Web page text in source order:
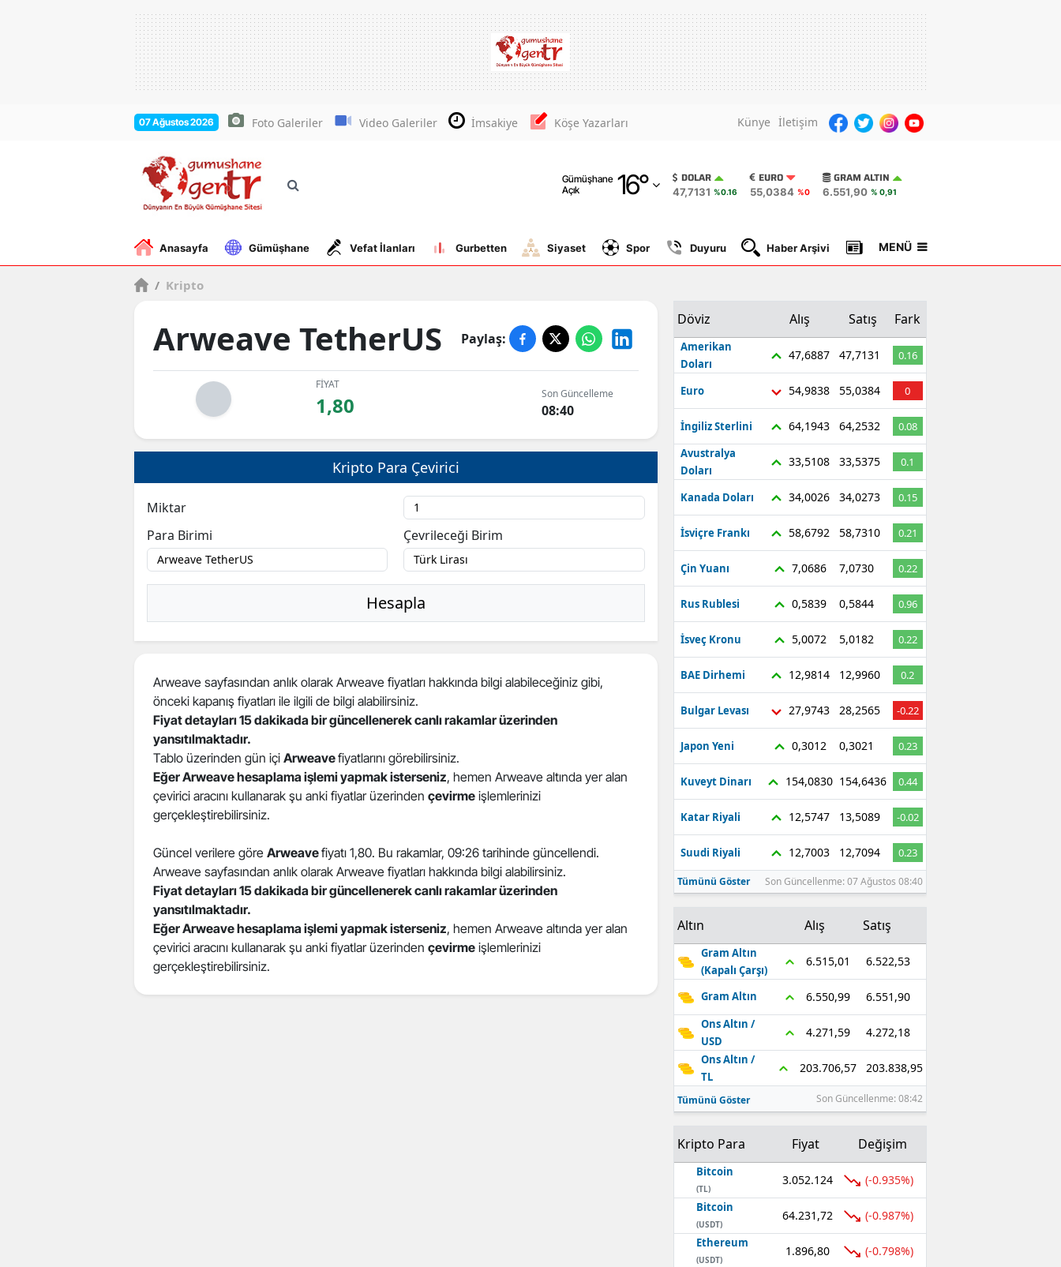
07 Ağustos 2026 Foto Galeriler Video Galeriler İmsakiye Köşe Yazarları Künye İletişim
Gümüşhane
Açık
16°
Adana
Adıyaman
Amasya
Antalya
Balıkesir
Bilecik
Bitlis
Burdur
Diyarbakır
Eskişehir
Giresun
DOLAR
47,7131 %0.16
EURO
55,0384 %0
GRAM ALTIN
6.551,90 % 0,91
Anasayfa Gümüşhane Vefat İlanları Gurbetten Siyaset Spor Duyuru Haber Arşivi Gazete Manşetleri
MENÜ
/ Kripto
Arweave TetherUS Paylaş:
FİYAT
1,80 Son Güncelleme
08:40
Kripto Para Çevirici
Miktar
Para Birimi
Çevrileceği Birim
Hesapla
Arweave sayfasından anlık olarak Arweave fiyatları hakkında bilgi alabileceğiniz gibi,
önceki kapanış fiyatları ile ilgili de bilgi alabilirsiniz.
Fiyat detayları 15 dakikada bir güncellenerek canlı rakamlar üzerinden
yansıtılmaktadır.
Tablo üzerinden gün içi Arweavefiyatlarını görebilirsiniz.
Eğer Arweave hesaplama işlemi yapmak isterseniz, hemen Arweave altında yer alan
çevirici aracını kullanarak şu anki fiyatlar üzerinden çevirme işlemlerinizi
gerçekleştirebilirsiniz.
Güncel verilere göre Arweavefiyatı 1,80. Bu rakamlar, 09:26 tarihinde güncellendi.
Arweave sayfasından anlık olarak Arweave fiyatları hakkında bilgi alabilirsiniz.
Fiyat detayları 15 dakikada bir güncellenerek canlı rakamlar üzerinden
yansıtılmaktadır.
Eğer Arweave hesaplama işlemi yapmak isterseniz, hemen Arweave altında yer alan
çevirici aracını kullanarak şu anki fiyatlar üzerinden çevirme işlemlerinizi
gerçekleştirebilirsiniz.
Döviz Alış Satış Fark
Amerikan
Doları
47,6887 47,7131 0.16
Euro 54,9838 55,0384 0
İngiliz Sterlini 64,1943 64,2532
0.08
Avustralya
Doları
33,5108 33,5375 0.1
Kanada Doları 34,0026 34,0273 0.15
İsviçre Frankı 58,6792 58,7310 0.21
Çin Yuanı 7,0686 7,0730 0.22
Rus Rublesi 0,5839 0,5844 0.96
İsveç Kronu 5,0072 5,0182 0.22
BAE Dirhemi 12,9814 12,9960 0.2
Bulgar Levası 27,9743 28,2565 -0.22
Japon Yeni 0,3012 0,3021 0.23
Kuveyt Dinarı 154,0830 154,6436 0.44
Katar Riyali 12,5747 13,5089 -0.02
Suudi Riyali 12,7003 12,7094 0.23
Tümünü Göster Son Güncellenme: 07 Ağustos 08:40
Altın Alış Satış
Gram Altın
(Kapalı Çarşı)
6.515,01 6.522,53
Gram Altın 6.550,99 6.551,90
Ons Altın /
USD
4.271,59 4.272,18
Ons Altın /
TL
203.706,57 203.838,95
Tümünü Göster Son Güncellenme: 08:42
Kripto Para Fiyat Değişim
Bitcoin
(TL)
3.052.124 (-0.935%)
Bitcoin
(USDT)
64.231,72 (-0.987%)
Ethereum
(USDT)
1.896,80 (-0.798%)